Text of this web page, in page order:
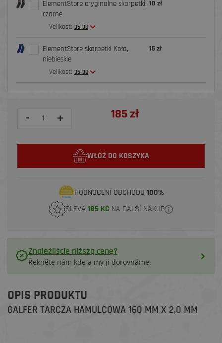
ElementStore oryginalne skarpetki,
czarne
Velikost: 35-38
10 zł
ElementStore skarpetki Koła,
niebieskie
Velikost: 35-38
15 zł
- + 185 zł
WŁÓŻ DO KOSZYKA
HODNOCENÍ OBCHODU 100%
SLEVA 185 KČ NA DALŠÍ NÁKUP
Znaleźliście niższą cenę?
Řekněte nám kde a my ji dorovnáme.
OPIS PRODUKTU
GALFER TARCZA HAMULCOWA 160 MM X 2,0 MM